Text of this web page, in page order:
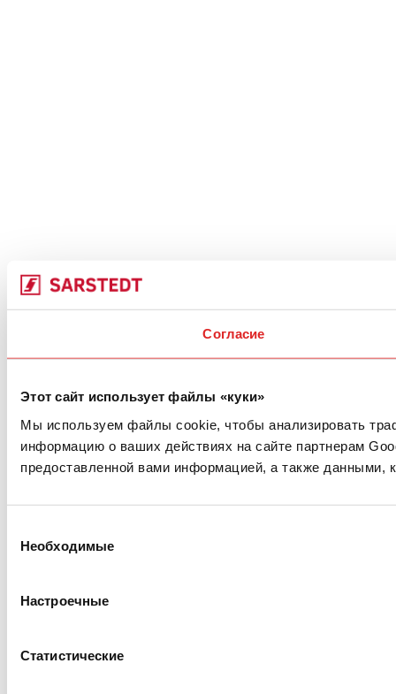
Согласие
Этот сайт использует файлы «куки»
Мы используем файлы cookie, чтобы анализировать
информацию о ваших действиях на сайте партнерам
предоставленной вами информацией, а также данными,
согласия
Необходимые
Настроечные
Статистические